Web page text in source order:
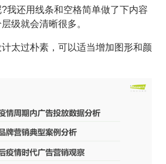
我还用线条和空格简单做了下内容
级就会清晰很多。
太过朴素，可以适当增加图形和颜